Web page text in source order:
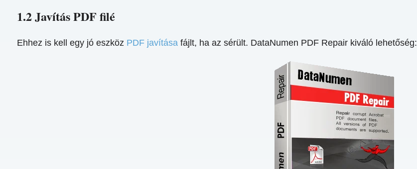
1.2 Javítás PDF filé
Ehhez is kell egy jó eszköz PDF javításafájlt, ha az sérült. DataNumen PDF Repair kiváló lehetőség: